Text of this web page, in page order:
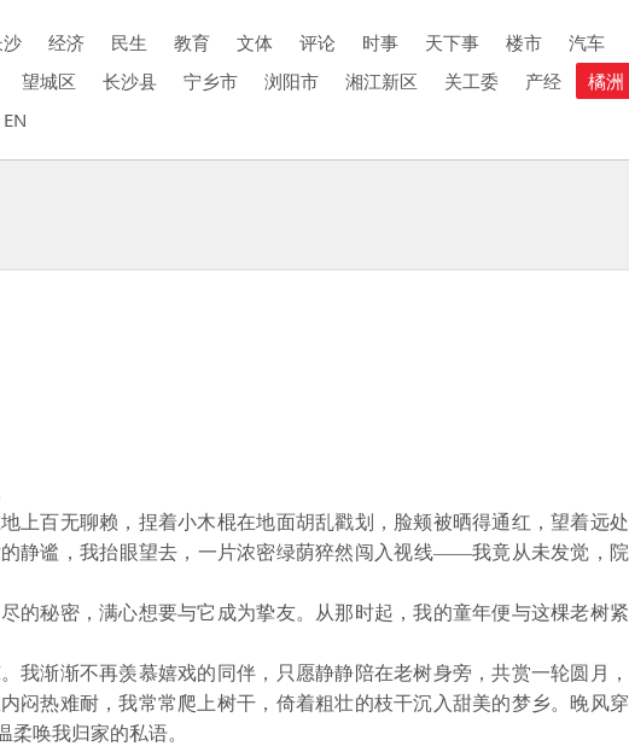
经济 民生 教育 文体 评论 时事 天下事 楼市 汽车
望城区 长沙县 宁乡市 浏阳市 湘江新区 关工委 产经 橘洲
EN
百无聊赖，捏着小木棍在地面胡乱戳划，脸颊被晒得通红，望着远处
静谧，我抬眼望去，一片浓密绿荫猝然闯入视线——我竟从未发觉，院
秘密，满心想要与它成为挚友。从那时起，我的童年便与这棵老树紧
渐渐不再羡慕嬉戏的同伴，只愿静静陪在老树身旁，共赏一轮圆月，
闷热难耐，我常常爬上树干，倚着粗壮的枝干沉入甜美的梦乡。晚风穿
唤我归家的私语。